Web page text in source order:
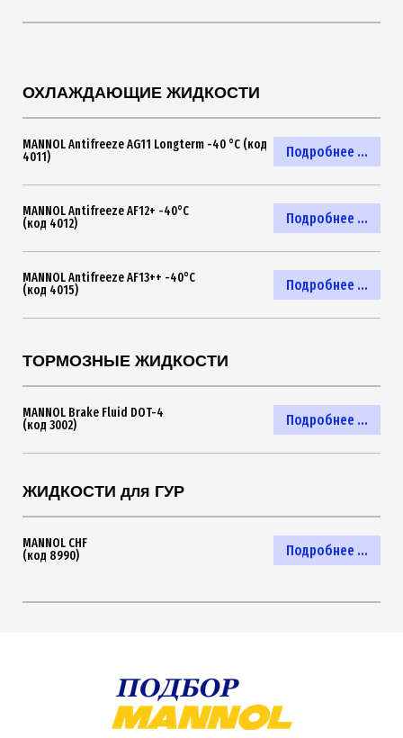
ОХЛАЖДАЮЩИЕ ЖИДКОСТИ
Подробнее ...
MANNOL Antifreeze AG11 Longterm -40 °C (код
4011)
Подробнее ...
MANNOL Antifreeze AF12+ -40°C
(код 4012)
Подробнее ...
MANNOL Antifreeze AF13++ -40°C
(код 4015)
ТОРМОЗНЫЕ ЖИДКОСТИ
Подробнее ...
MANNOL Brake Fluid DOT-4
(код 3002)
ЖИДКОСТИ для ГУР
Подробнее ...
MANNOL CHF
(код 8990)